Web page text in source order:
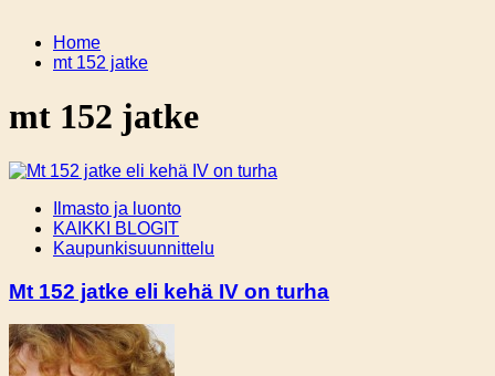
Home
mt 152 jatke
mt 152 jatke
Ilmasto ja luonto
KAIKKI BLOGIT
Kaupunkisuunnittelu
Mt 152 jatke eli kehä IV on turha